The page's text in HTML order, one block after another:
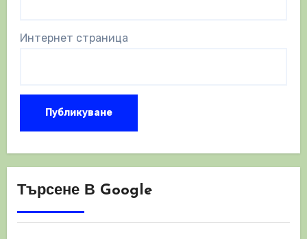
Интернет страница
Търсене В Google